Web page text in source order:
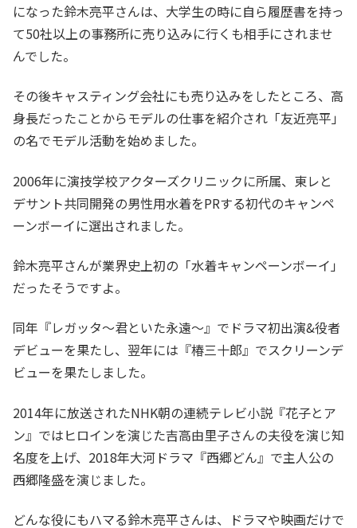
になった鈴木亮平さんは、大学生の時に自ら履歴書を持っ
て50社以上の事務所に売り込みに行くも相手にされませ
んでした。
その後キャスティング会社にも売り込みをしたところ、高
身長だったことからモデルの仕事を紹介され「友近亮平」
の名でモデル活動を始めました。
2006年に演技学校アクターズクリニックに所属、東レと
デサント共同開発の男性用水着をPRする初代のキャンペ
ーンボーイに選出されました。
鈴木亮平さんが業界史上初の「水着キャンペーンボーイ」
だったそうですよ。
同年『レガッタ〜君といた永遠〜』でドラマ初出演&役者
デビューを果たし、翌年には『椿三十郎』でスクリーンデ
ビューを果たしました。
2014年に放送されたNHK朝の連続テレビ小説『花子とア
ン』ではヒロインを演じた吉高由里子さんの夫役を演じ知
名度を上げ、2018年大河ドラマ『西郷どん』で主人公の
西郷隆盛を演じました。
どんな役にもハマる鈴木亮平さんは、ドラマや映画だけで